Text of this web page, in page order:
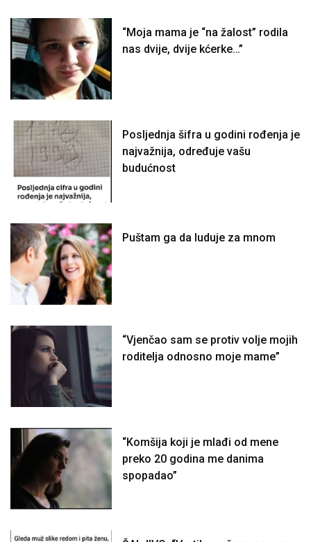
“Moja mama je “na žalost” rodila
nas dvije, dvije kćerke…”
Posljednja šifra u godini rođenja je
najvažnija, određuje vašu
budućnost
Puštam ga da luduje za mnom
“Vjenčao sam se protiv volje mojih
roditelja odnosno moje mame”
“Komšija koji je mlađi od mene
preko 20 godina me danima
spopadao”